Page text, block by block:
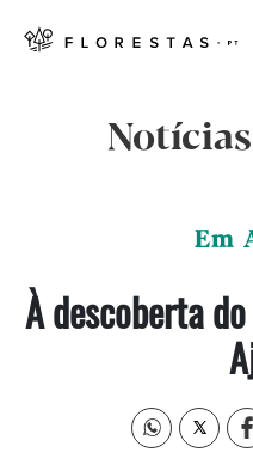
Em
À descoberta